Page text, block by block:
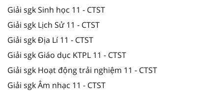
Giải sgk Sinh học 11 - CTST
Giải sgk Lịch Sử 11 - CTST
Giải sgk Địa Lí 11 - CTST
Giải sgk Giáo dục KTPL 11 - CTST
Giải sgk Hoạt động trải nghiệm 11 - CTST
Giải sgk Âm nhạc 11 - CTST